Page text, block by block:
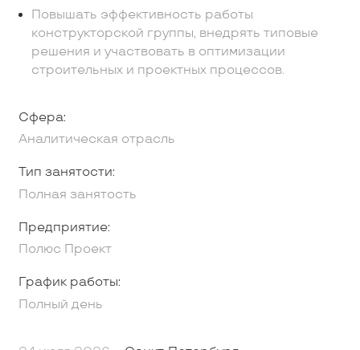
Повышать эффективность работы
конструкторской группы, внедрять типовые
решения и участвовать в оптимизации
строительных и проектных процессов.
Сфера:
Аналитическая отрасль
Тип занятости:
Полная занятость
Предприятие:
Полюс Проект
График работы:
Полный день